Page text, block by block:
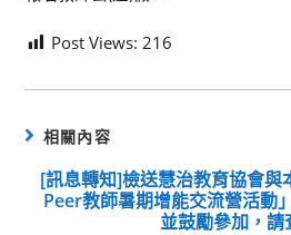
Post Views: 216
相關內容
[訊息轉知]檢送慧治教育協會與
Peer教師暑期增能交流營活動
並鼓勵參加，請